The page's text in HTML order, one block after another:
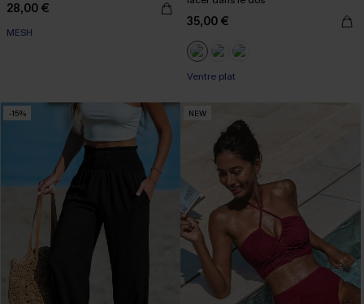
28,00 €
MESH
35,00 €
Ventre plat
-15% NEW